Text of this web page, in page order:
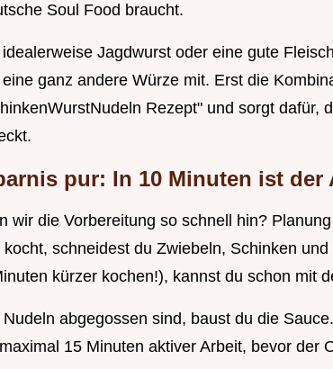
Soul Food braucht.
Jagdwurst oder eine gute
ganz andere Würze mit. Erst die
Rezept" und sorgt dafür,
pur: In 10 Minuten ist der
wir die Vorbereitung so schnell hin?
schneidest du Zwiebeln, Schinken
kürzer kochen!), kannst du schon mit
abgegossen sind, baust du die
15 Minuten aktiver Arbeit, bevor der